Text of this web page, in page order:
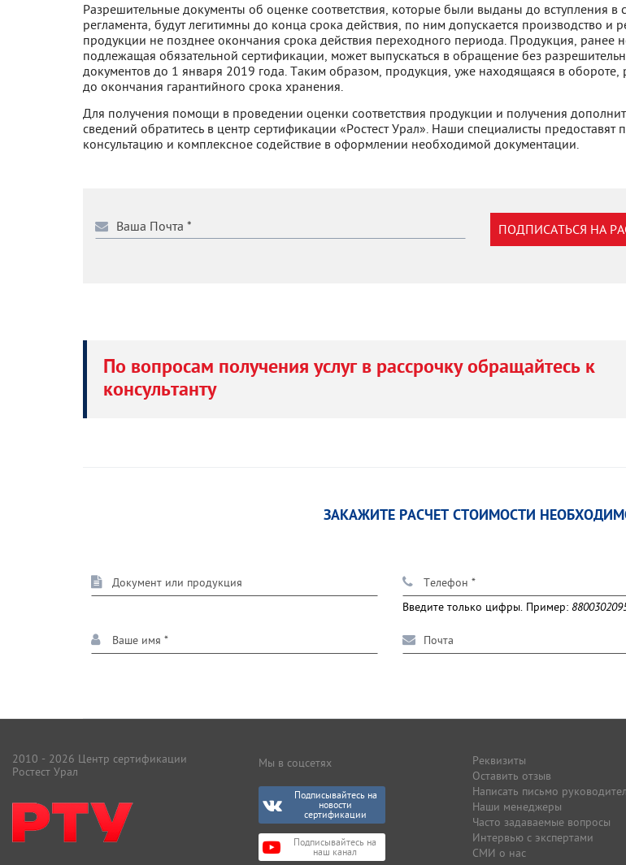
Разрешительные документы об оценке соответствия, которые были выданы до вступления в
регламента, будут легитимны до конца срока действия, по ним допускается производство и
продукции не позднее окончания срока действия переходного периода. Продукция, ранее
подлежащая обязательной сертификации, может выпускаться в обращение без
документов до 1 января 2019 года. Таким образом, продукция, уже находящаяся в обороте,
до окончания гарантийного срока хранения.
Для получения помощи в проведении оценки соответствия продукции и получения
сведений обратитесь в центр сертификации «Ростест Урал». Наши специалисты предоставят
консультацию и комплексное содействие в оформлении необходимой документации.
ПОДПИСАТЬСЯ НА
По вопросам получения услуг в рассрочку обращайтесь к
консультанту
ЗАКАЖИТЕ РАСЧЕТ СТОИМОСТИ
Введите только цифры. Пример:
2010 - 2026 Центр сертификации
Ростест Урал
Мы в соцсетях
Подписывайтесь на
новости
сертификации
Подписывайтесь на
наш канал
Реквизиты
Оставить отзыв
Написать письмо
Наши менеджеры
Часто задаваемые вопросы
Интервью с экспертами
СМИ о нас